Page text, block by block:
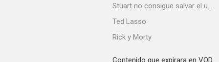
Stuart no consigue salvar el universo
Ted Lasso
Rick y Morty
Contenido que expirara en VOD